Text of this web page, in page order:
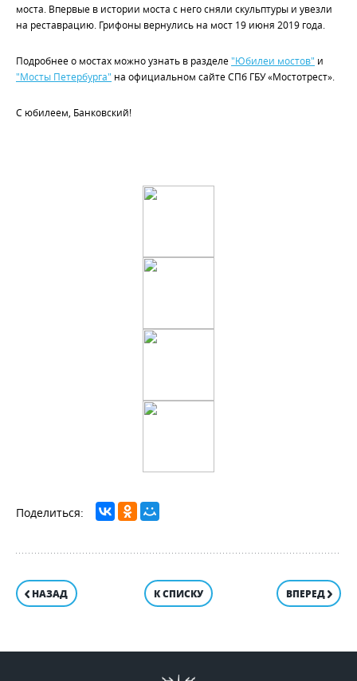
моста. Впервые в истории моста с него сняли скульптуры и увезли
на реставрацию. Грифоны вернулись на мост 19 июня 2019 года.
Подробнее о мостах можно узнать в разделе"Юбилеи мостов" и
"Мосты Петербурга" на официальном сайте СПб ГБУ «Мостотрест».
С юбилеем, Банковский!
НАЗАД К СПИСКУ ВПЕРЕД